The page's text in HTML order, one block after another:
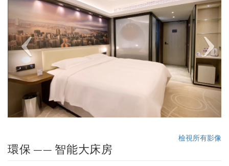
檢視所有影像
環保 —— 智能大床房